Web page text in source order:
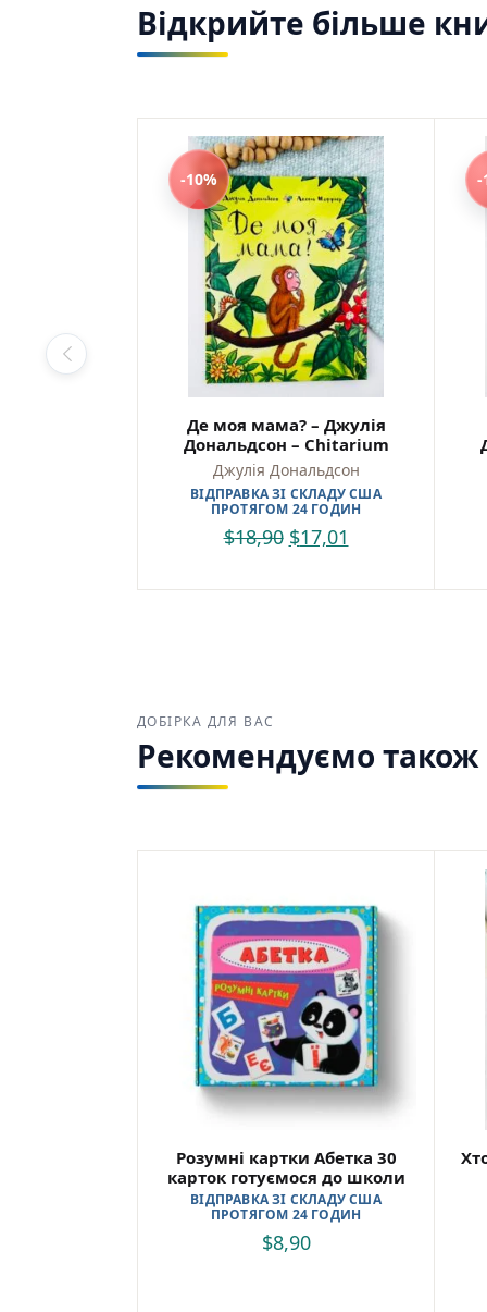
Відкрийте більше
-10%
Де моя мама? – Джулія
Дональдсон – Chitarium
Джулія Дональдсон
ВІДПРАВКА ЗІ СКЛАДУ США
ПРОТЯГОМ 24 ГОДИН
$18,90 $17,01
-
ДОБІРКА ДЛЯ ВАС
Рекомендуємо також
Розумні картки Абетка 30
карток готуємося до школи
ВІДПРАВКА ЗІ СКЛАДУ США
ПРОТЯГОМ 24 ГОДИН
$8,90